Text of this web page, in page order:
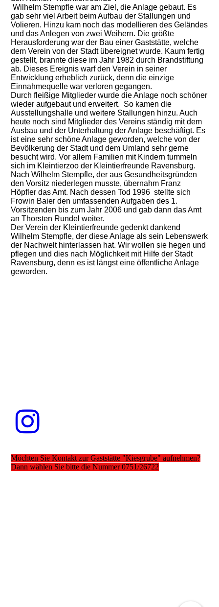
Wilhelm Stempfle war am Ziel, die Anlage gebaut. Es
gab sehr viel Arbeit beim Aufbau der Stallungen und
Volieren. Hinzu kam noch das modellieren des Geländes
und das Anlegen von zwei Weihern. Die größte
Herausforderung war der Bau einer Gaststätte, welche
dem Verein von der Stadt übereignet wurde. Kaum fertig
gestellt, brannte diese im Jahr 1982 durch Brandstiftung
ab. Dieses Ereignis warf den Verein in seiner
Entwicklung erheblich zurück, denn die einzige
Einnahmequelle war verloren gegangen.
Durch fleißige Mitglieder wurde die Anlage noch schöner
wieder aufgebaut und erweitert. So kamen die
Ausstellungshalle und weitere Stallungen hinzu. Auch
heute noch sind Mitglieder des Vereins ständig mit dem
Ausbau und der Unterhaltung der Anlage beschäftigt. Es
ist eine sehr schöne Anlage geworden, welche von der
Bevölkerung der Stadt und dem Umland sehr gerne
besucht wird. Vor allem Familien mit Kindern tummeln
sich im Kleintierzoo der Kleintierfreunde Ravensburg.
Nach Wilhelm Stempfle, der aus Gesundheitsgründen
den Vorsitz niederlegen musste, übernahm Franz
Höpfler das Amt. Nach dessen Tod 1996 stellte sich
Frowin Baier den umfassenden Aufgaben des 1.
Vorsitzenden bis zum Jahr 2006 und gab dann das Amt
an Thorsten Rundel weiter.
Der Verein der Kleintierfreunde gedenkt dankend
Wilhelm Stempfle, der diese Anlage als sein Lebenswerk
der Nachwelt hinterlassen hat. Wir wollen sie hegen und
pflegen und dies nach Möglichkeit mit Hilfe der Stadt
Ravensburg, denn es ist längst eine öffentliche Anlage
geworden.
Möchten Sie Kontakt zur Gaststätte "Kiesgrube" aufnehmen?
Dann wählen Sie bitte die Nummer 0751/26722